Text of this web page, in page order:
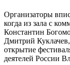
Организаторы
когда из зала с
Константин
Дмитрий
открытие
деятелей России